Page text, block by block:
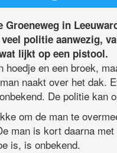
Groeneweg in
politie aanwezig,
lijkt op een pistool.
hoedje en een broek,
naakt over het dak.
De politie kan
om de man te
man is kort daarna
is, is onbekend.